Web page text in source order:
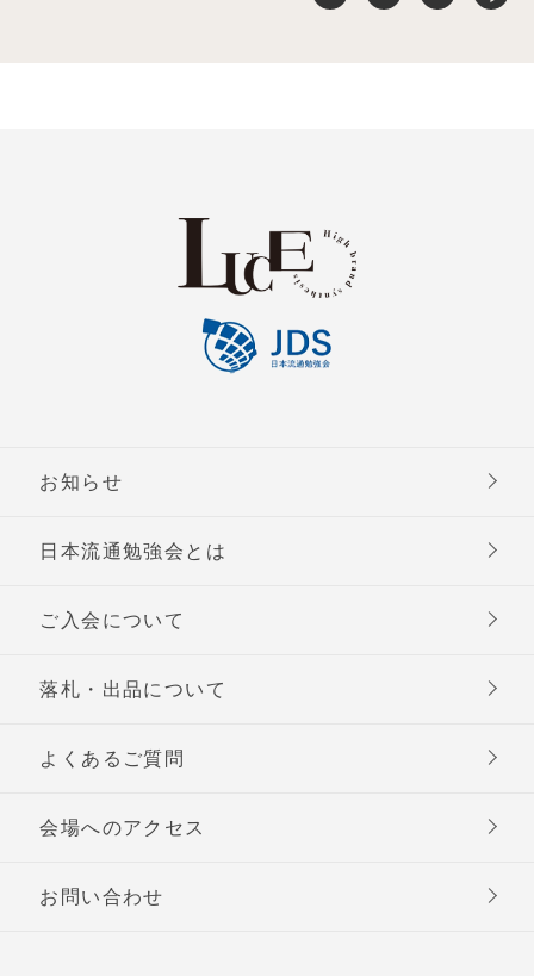
お知らせ
日本流通勉強会とは
ご入会について
落札・出品について
よくあるご質問
会場へのアクセス
お問い合わせ